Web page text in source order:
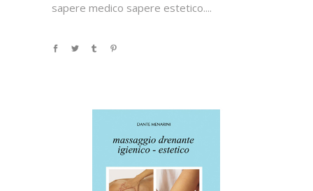
sapere medico sapere estetico....